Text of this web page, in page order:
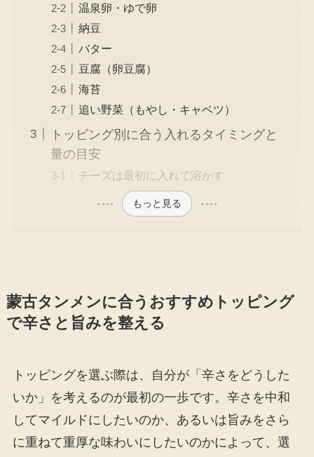
温泉卵・ゆで卵
納豆
バター
豆腐（卵豆腐）
海苔
追い野菜（もやし・キャベツ）
トッピング別に合う入れるタイミングと
量の目安
チーズは最初に入れて溶かす
もっと見る
蒙古タンメンに合うおすすめトッピング
で辛さと旨みを整える
トッピングを選ぶ際は、自分が「辛さをどうした
いか」を考えるのが最初の一歩です。辛さを中和
してマイルドにしたいのか、あるいは旨みをさら
に重ねて重厚な味わいにしたいのかによって、選